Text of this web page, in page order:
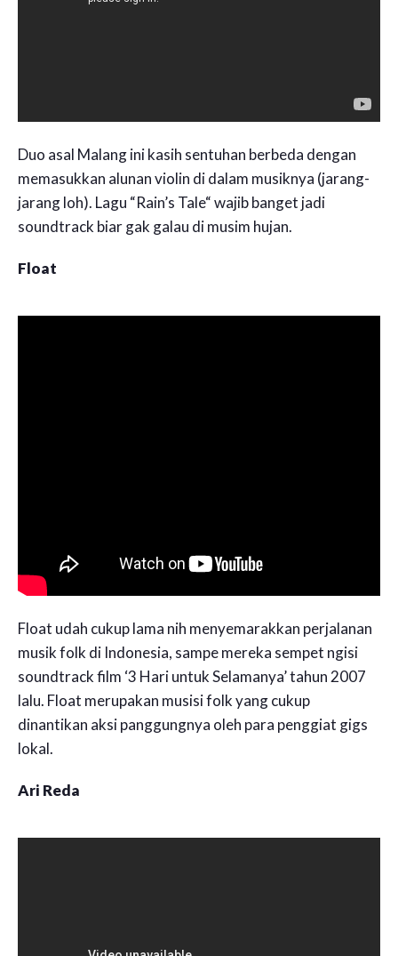
Duo asal Malang ini kasih sentuhan berbeda dengan
memasukkan alunan violin di dalam musiknya (jarang-
jarang loh). Lagu “Rain’s Tale“ wajib banget jadi
soundtrack biar gak galau di musim hujan.
Float
Float udah cukup lama nih menyemarakkan perjalanan
musik folk di Indonesia, sampe mereka sempet ngisi
soundtrack film ‘3 Hari untuk Selamanya’ tahun 2007
lalu. Float merupakan musisi folk yang cukup
dinantikan aksi panggungnya oleh para penggiat gigs
lokal.
Ari Reda